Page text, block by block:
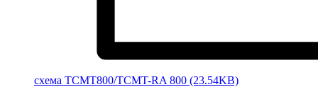
cхема TCMT800/TCMT-RA 800 (23.54KB)